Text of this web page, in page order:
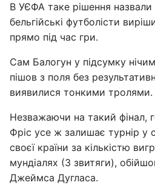
В УЄФА таке рішення назвали
бельгійські футболісти
прямо під час гри.
Сам Балогун у підсумку
пішов з поля без
виявилися тонкими тролями.
Незважаючи на такий фінал,
Фріс усе ж залишає турнір у
своєї країни за кількістю
мундіалях (3 звитяги),
Джеймса Дугласа.